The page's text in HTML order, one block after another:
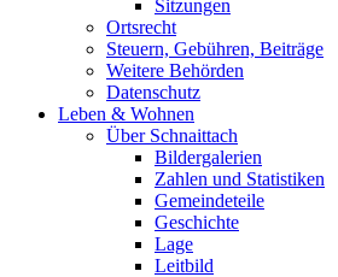
Sitzungen
Ortsrecht
Steuern, Gebühren, Beiträge
Weitere Behörden
Datenschutz
Leben & Wohnen
Über Schnaittach
Bildergalerien
Zahlen und Statistiken
Gemeindeteile
Geschichte
Lage
Leitbild